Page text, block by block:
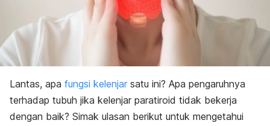
Lantas, apa fungsi kelenjar satu ini? Apa pengaruhnya
terhadap tubuh jika kelenjar paratiroid tidak bekerja
dengan baik? Simak ulasan berikut untuk mengetahui